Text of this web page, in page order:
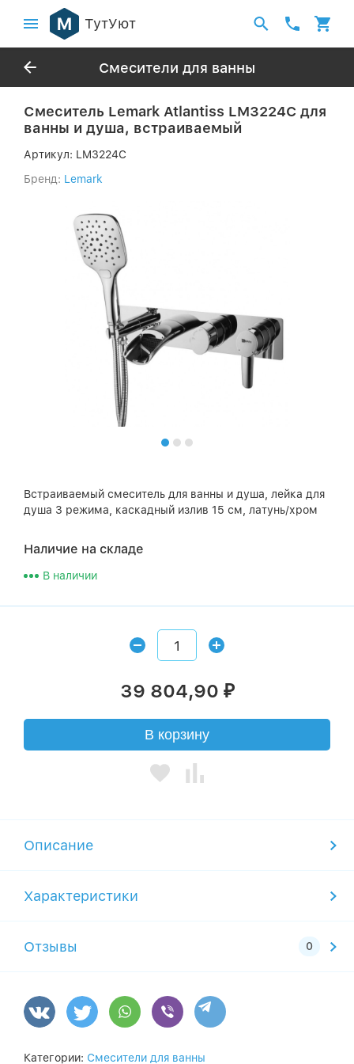
ТутУют
Смесители для ванны
Смеситель Lemark Atlantiss LM3224C для
ванны и душа, встраиваемый
Артикул: LM3224C
Бренд: Lemark
Встраиваемый смеситель для ванны и душа, лейка для
душа 3 режима, каскадный излив 15 см, латунь/хром
Наличие на складе
В наличии
39 804,90 ₽
В корзину
Описание
Характеристики
Отзывы
Категории: Смесители для ванны